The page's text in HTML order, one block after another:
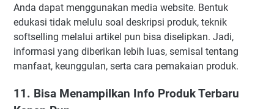
Anda dapat menggunakan media website. Bentuk
edukasi tidak melulu soal deskripsi produk, teknik
softselling melalui artikel pun bisa diselipkan. Jadi,
informasi yang diberikan lebih luas, semisal tentang
manfaat, keunggulan, serta cara pemakaian produk.
11. Bisa Menampilkan Info Produk Terbaru